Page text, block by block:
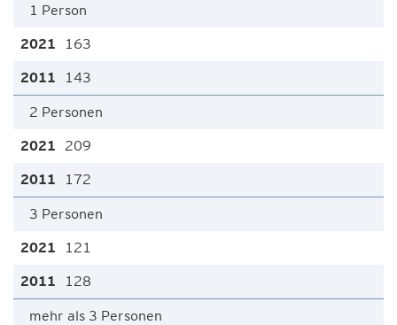
1 Person
163
143
2 Personen
209
172
3 Personen
121
128
mehr als 3 Personen